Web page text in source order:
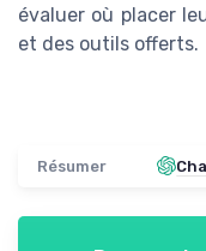
évaluer où placer
et des outils offerts.
Résumer